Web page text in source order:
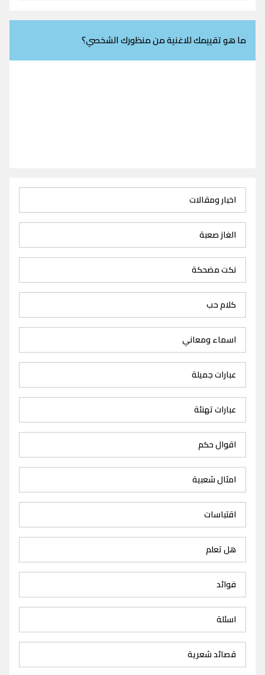
ما هو تقييمك للاغنية من منظورك الشخصي؟
اخبار ومقالات
الغاز صعبة
نكت مضحكة
كلام حب
اسماء ومعاني
عبارات جميلة
عبارات تهنئة
اقوال حكم
امثال شعبية
اقتباسات
هل تعلم
فوائد
اسئلة
قصائد شعرية